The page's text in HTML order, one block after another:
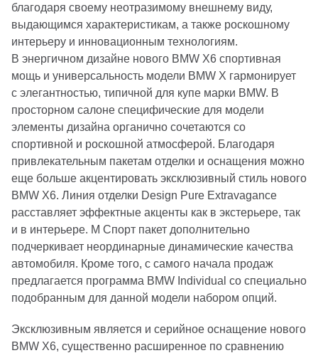
благодаря своему неотразимому внешнему виду,
выдающимся характеристикам, а также роскошному
интерьеру и инновационным технологиям.
В энергичном дизайне нового BMW X6 спортивная
мощь и универсальность модели BMW X гармонирует
с элегантностью, типичной для купе марки BMW. В
просторном салоне специфические для модели
элементы дизайна органично сочетаются со
спортивной и роскошной атмосферой. Благодаря
привлекательным пакетам отделки и оснащения можно
еще больше акцентировать эксклюзивный стиль нового
BMW X6. Линия отделки Design Pure Extravagance
расставляет эффектные акценты как в экстерьере, так
и в интерьере. M Спорт пакет дополнительно
подчеркивает неординарные динамические качества
автомобиля. Кроме того, с самого начала продаж
предлагается программа BMW Individual со специально
подобранным для данной модели набором опций.
Эксклюзивным является и серийное оснащение нового
BMW X6, существенно расширенное по сравнению